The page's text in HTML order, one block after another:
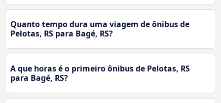
Quanto tempo dura uma viagem de ônibus de
Pelotas, RS para Bagé, RS?
A que horas é o primeiro ônibus de Pelotas, RS
para Bagé, RS?